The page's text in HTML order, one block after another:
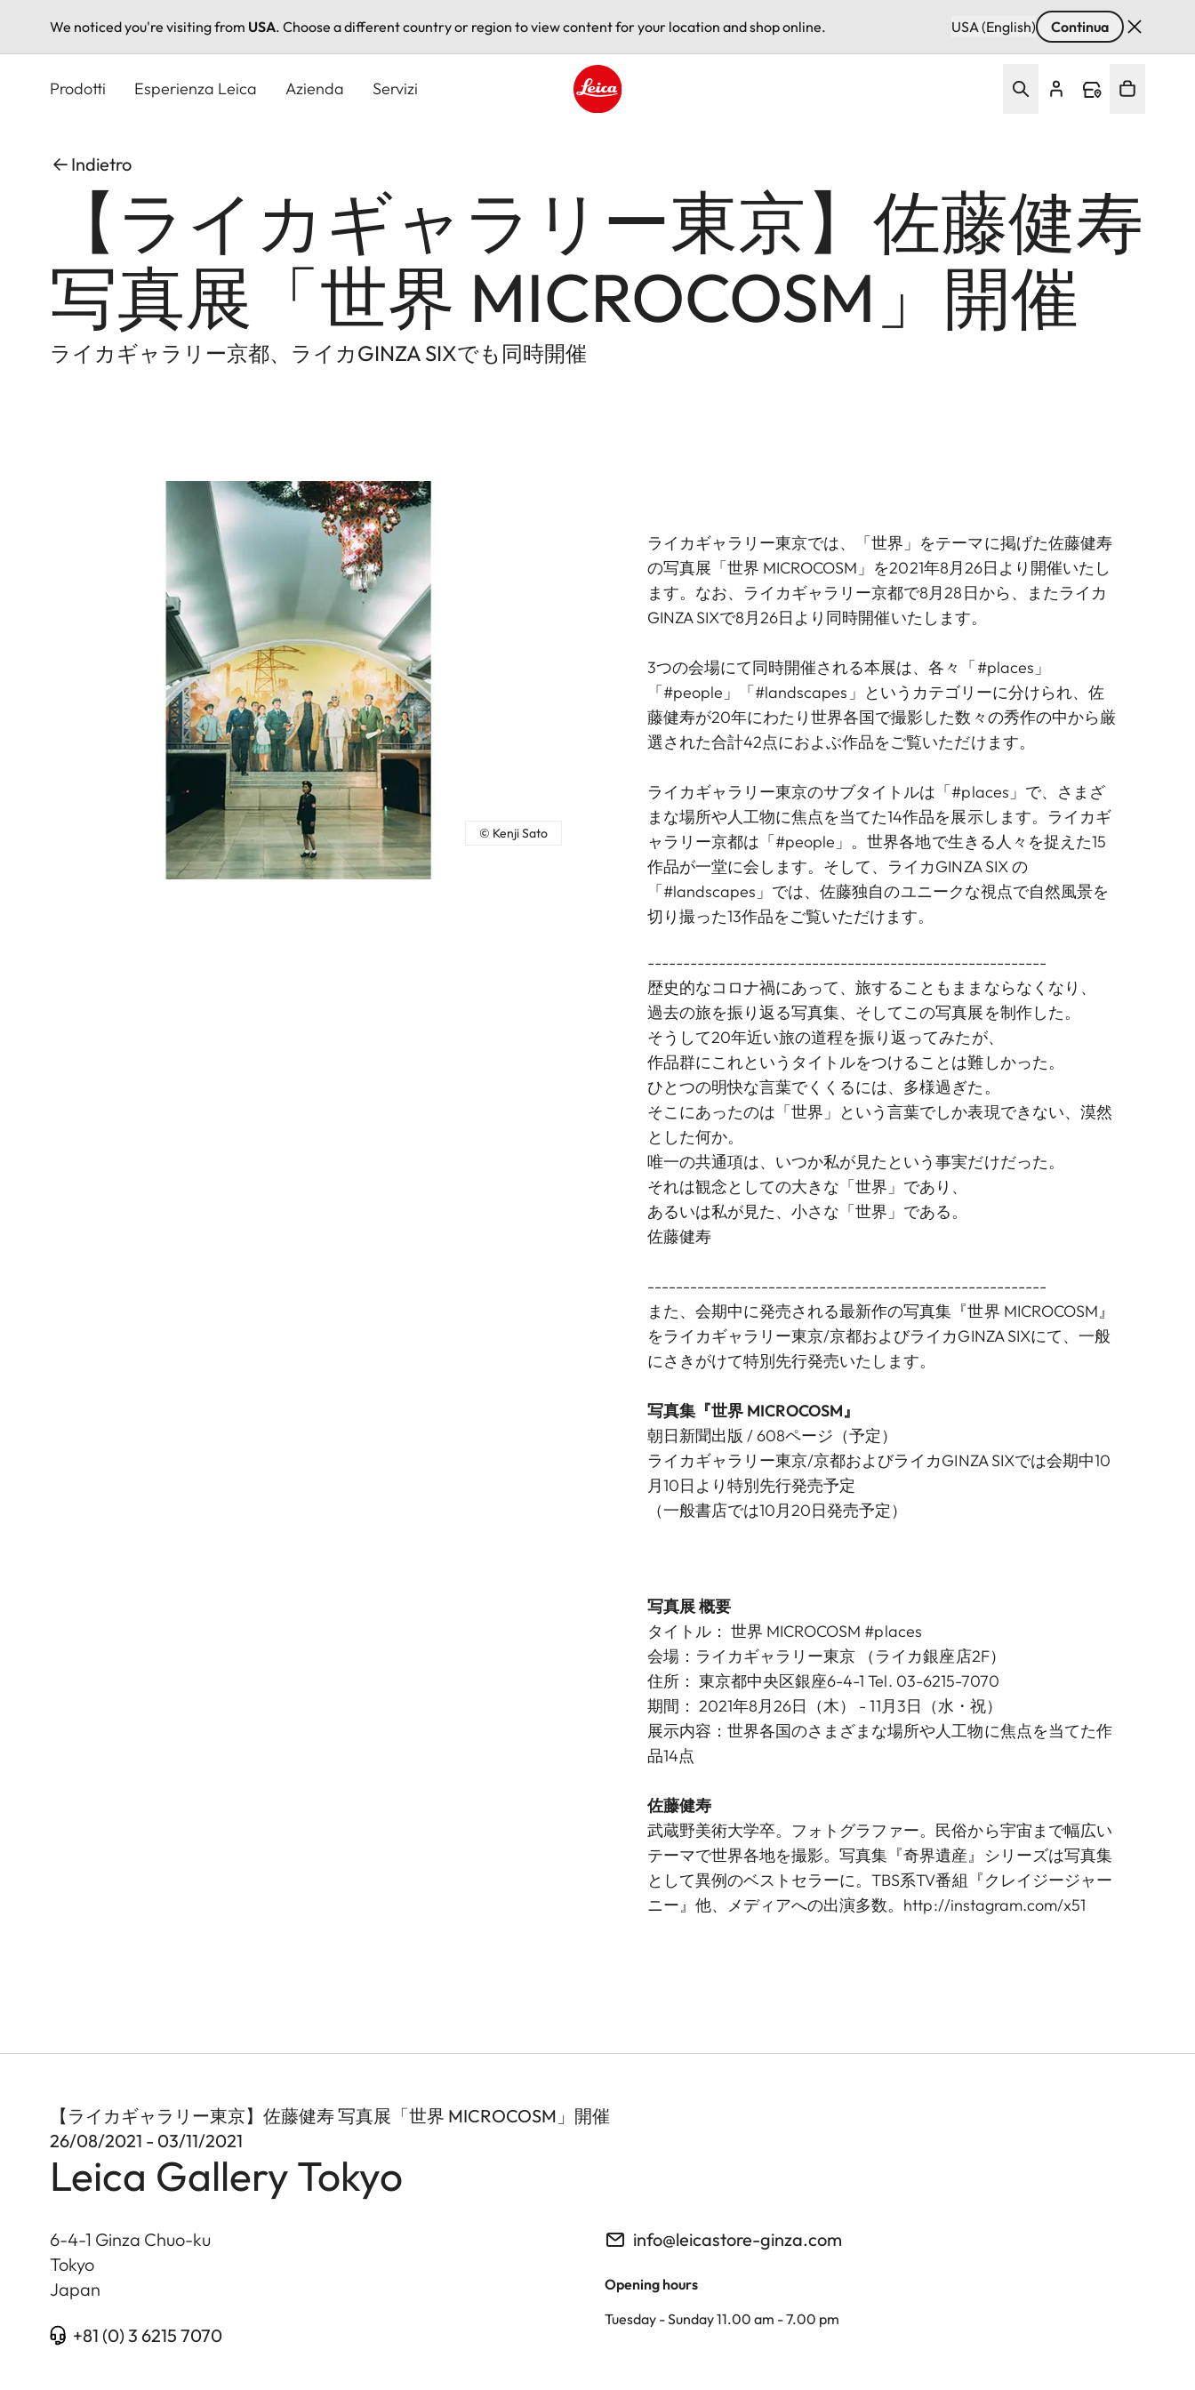
We noticed you're visiting from USA. Choose a different country or region to view content for your location and shop online. USA (English) Continua
Prodotti Esperienza Leica Azienda Servizi
Indietro
【ライカギャラリー東京】佐藤健寿
写真展「世界 MICROCOSM」開催
ライカギャラリー京都、ライカGINZA SIXでも同時開催
© Kenji Sato
ライカギャラリー東京では、「世界」をテーマに掲げた佐藤健寿
の写真展「世界 MICROCOSM」を2021年8月26日より開催いたし
ます。なお、ライカギャラリー京都で8月28日から、またライカ
GINZA SIXで8月26日より同時開催いたします。
3つの会場にて同時開催される本展は、各々「#places」
「#people」「#landscapes」というカテゴリーに分けられ、佐
藤健寿が20年にわたり世界各国で撮影した数々の秀作の中から厳
選された合計42点におよぶ作品をご覧いただけます。
ライカギャラリー東京のサブタイトルは「#places」で、さまざ
まな場所や人工物に焦点を当てた14作品を展示します。ライカギ
ャラリー京都は「#people」。世界各地で生きる人々を捉えた15
作品が一堂に会します。そして、ライカGINZA SIX の
「#landscapes」では、佐藤独自のユニークな視点で自然風景を
切り撮った13作品をご覧いただけます。
--------------------------------------------------------
歴史的なコロナ禍にあって、旅することもままならなくなり、
過去の旅を振り返る写真集、そしてこの写真展を制作した。
そうして20年近い旅の道程を振り返ってみたが、
作品群にこれというタイトルをつけることは難しかった。
ひとつの明快な言葉でくくるには、多様過ぎた。
そこにあったのは「世界」という言葉でしか表現できない、漠然
とした何か。
唯一の共通項は、いつか私が見たという事実だけだった。
それは観念としての大きな「世界」であり、
あるいは私が見た、小さな「世界」である。
佐藤健寿
--------------------------------------------------------
また、会期中に発売される最新作の写真集『世界 MICROCOSM』
をライカギャラリー東京/京都およびライカGINZA SIXにて、一般
にさきがけて特別先行発売いたします。
写真集『世界 MICROCOSM』
朝日新聞出版 / 608ページ（予定）
ライカギャラリー東京/京都およびライカGINZA SIXでは会期中10
月10日より特別先行発売予定
（一般書店では10月20日発売予定）
写真展 概要
タイトル： 世界 MICROCOSM #places
会場： ライカギャラリー東京
（ライカ銀座店2F）
住所： 東京都中央区銀座6-4-1 Tel. 03-6215-7070
期間： 2021年8月26日（木） - 11月3日（水・祝）
展示内容：世界各国のさまざまな場所や人工物に焦点を当てた作
品14点
佐藤健寿
武蔵野美術大学卒。フォトグラファー。民俗から宇宙まで幅広い
テーマで世界各地を撮影。写真集『奇界遺産』シリーズは写真集
として異例のベストセラーに。TBS系TV番組『クレイジージャー
ニー』他、メディアへの出演多数。 http://instagram.com/x51
【ライカギャラリー東京】佐藤健寿 写真展「世界 MICROCOSM」開催
26/08/2021 - 03/11/2021
Leica Gallery Tokyo
6-4-1 Ginza Chuo-ku
Tokyo
Japan
+81 (0) 3 6215 7070
info@leicastore-ginza.com
Opening hours
Tuesday - Sunday 11.00 am - 7.00 pm